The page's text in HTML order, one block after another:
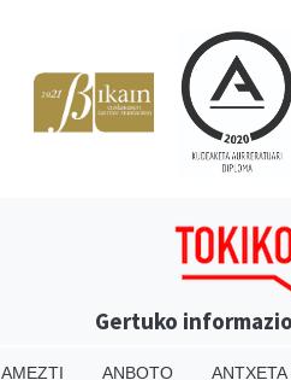
Gertuko
AMEZTI ANBOTO